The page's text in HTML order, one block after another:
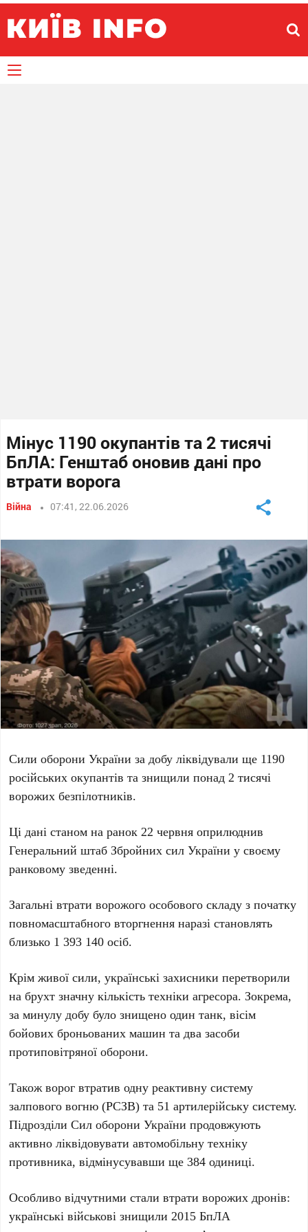
Мінус 1190 окупантів та 2 тисячі
БпЛА: Генштаб оновив дані про
втрати ворога
Війна 07:41, 22.06.2026
Сили оборони України за добу ліквідували ще 1190
російських окупантів та знищили понад 2 тисячі
ворожих безпілотників.
Ці дані станом на ранок 22 червня оприлюднив
Генеральний штаб Збройних сил України у своєму
ранковому зведенні.
Загальні втрати ворожого особового складу з початку
повномасштабного вторгнення наразі становлять
близько 1 393 140 осіб.
Крім живої сили, українські захисники перетворили
на брухт значну кількість техніки агресора. Зокрема,
за минулу добу було знищеноодин танк,вісім
бойових броньованих машин та два засоби
протиповітряної оборони.
Також ворог втративодну реактивну систему
залпового вогню (РСЗВ) та 51 артилерійську систему.
Підрозділи Сил оборони України продовжують
активно ліквідовувати автомобільну техніку
противника, відмінусувавши ще384 одиниці.
Особливо відчутними стали втрати ворожих дронів:
українські військові знищили 2015 БпЛА